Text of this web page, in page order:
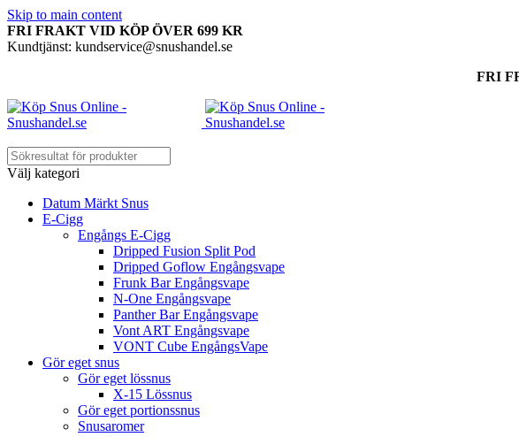
Skip to main content
FRI FRAKT VID KÖP ÖVER 699 KR
Kundtjänst: kundservice@snushandel.se
FRI
Välj kategori
Datum Märkt Snus
E-Cigg
Engångs E-Cigg
Dripped Fusion Split Pod
Dripped Goflow Engångsvape
Frunk Bar Engångsvape
N-One Engångsvape
Panther Bar Engångsvape
Vont ART Engångsvape
VONT Cube EngångsVape
Gör eget snus
Gör eget lössnus
X-15 Lössnus
Gör eget portionssnus
Snusaromer